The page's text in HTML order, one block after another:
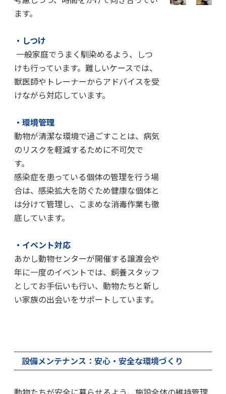
ます。
・しつけ
一般家庭でうまく馴染めるよう、しつ
けも行っています。難しいケースでは、
獣医師やトレーナーからアドバイスを受
けながら対応しています。
・環境管理
動物が清潔な環境で過ごすことは、病気
のリスクを軽減するために不可欠で
す。
感染症を患っている個体の管理を行う場
合は、感染拡大を防ぐため健康な個体と
は分けて管理し、こまめな消毒作業も徹
底しています。
・イベント対応
あかし動物センターが開催する譲渡会や
年に一度のイベントでは、飼養スタッフ
としてお手伝いも行い、動物たちと新し
い家族の出会いをサポートしています。
設備メンテナンス：安心・安全な環境づくり